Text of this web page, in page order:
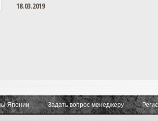
18.03.2019
Японии Задать вопрос менеджеру